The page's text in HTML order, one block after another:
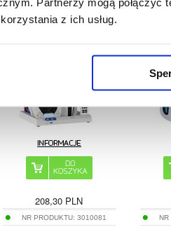
z ich usług.
Uniwersalna podstawka ładująca
chłodzeniem do Sony
208,30 PLN
NR PRODUKTU:3010081 NR